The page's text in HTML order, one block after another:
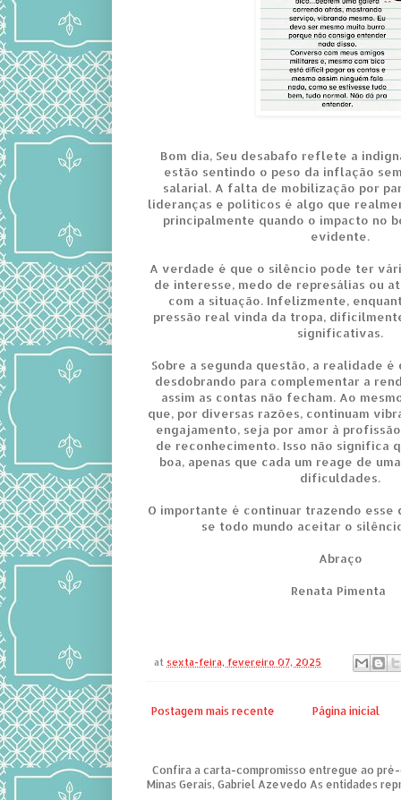
Bom dia, Seu desabafo reflete a
estão sentindo o peso da inflação
salarial. A falta de mobilização por
lideranças e políticos é algo que
principalmente quando o impacto no
evidente.
A verdade é que o silêncio pode ter
de interesse, medo de represálias ou
com a situação. Infelizmente,
pressão real vinda da tropa,
significativas.
Sobre a segunda questão, a realidade é
desdobrando para complementar a
assim as contas não fecham. Ao
que, por diversas razões, continuam
engajamento, seja por amor à
de reconhecimento. Isso não significa
boa, apenas que cada um reage de
dificuldades.
O importante é continuar trazendo esse
se todo mundo aceitar o
Abraço
Renata Pimenta
at sexta-feira, fevereiro 07, 2025
Postagem mais recente Página inicial
Confira a carta-compromisso entregue ao
Minas Gerais, Gabriel Azevedo As entidades